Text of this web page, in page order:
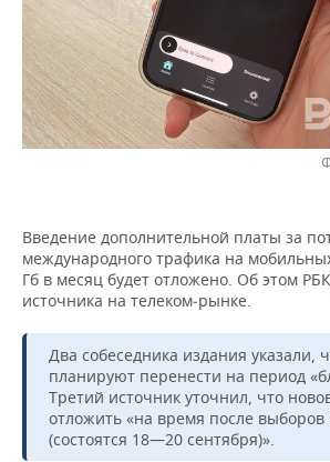
НЕФТЕХИМИЯ
НЕФТЬ
ОПК
РОЗНИЧНАЯ ТОРГОВЛЯ
ТРАНСПОРТ
УСЛУГИ
НОВОСТИ ТЕХНОЛОГИЙ
IT
МЕДИА
МЕРОПРИЯТИЯ
НОВОСТИ МЕРОПРИЯТИЙ
ВЫЕЗДНАЯ РЕДАКЦИЯ
ONLINE-КОНФЕРЕНЦИИ
ОТКРЫТАЯ ЛЕКЦИЯ
СПОРТ
НОВОСТИ СПОРТА
ХОККЕЙ
БАСКЕТБОЛ
ВОЛЕЙБОЛ
КИБЕРСПОРТ
ФИГУРНОЕ КАТАНИЕ
ОБЩЕСТВО
ВЛАСТЬ
ИНФРАСТРУКТУРА
ИСТОРИЯ
КУЛЬТУРА
МЕДИЦИНА
СЮЖЕТЫ
СПРАВОЧНИК
СПИСОК ПЕРСОН
СПИСОК КОМПАНИЙ
ПОЛНАЯ ВЕРСИЯ
Введение дополнительной платы за
международного трафика на
Гб в месяц будет отложено. Об этом РБК
источника на телеком‑рынке.
Два собеседника издания указали,
планируют перенести на период
Третий источник уточнил, что
отложить «на время после выборов
(состоятся 18—20 сентября)».